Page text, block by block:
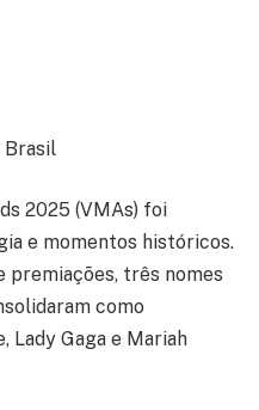
Brasil
2025 (VMAs) foi
e momentos históricos.
premiações, três nomes
como
Lady Gaga e Mariah